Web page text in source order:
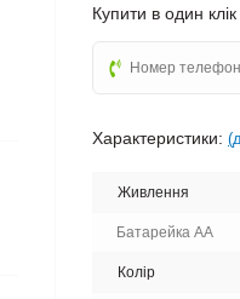
Купити в один клік
Характеристики:
Живлення
Батарейка АА
Колір